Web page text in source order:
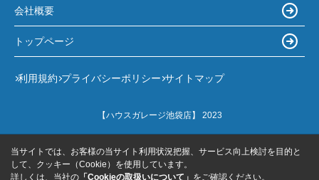
会社概要
トップページ
利用規約 プライバシーポリシー サイトマップ
【ハウスガレージ池袋店】 2023
当サイトでは、お客様の当サイト利用状況把握、サービス向上検討を目的と
して、クッキー（Cookie）を使用しています。
詳しくは、当社の 「Cookieの取扱いについて」 をご確認ください。